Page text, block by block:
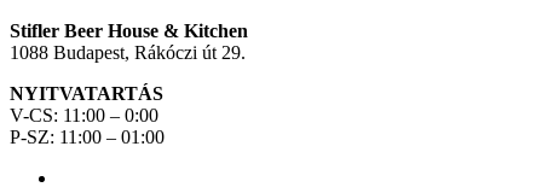
Stifler Beer House & Kitchen
1088 Budapest, Rákóczi út 29.
NYITVATARTÁS
V-CS: 11:00 – 0:00
P-SZ: 11:00 – 01:00